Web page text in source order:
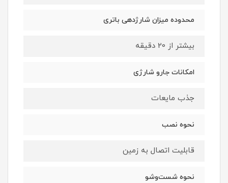
محدوده میزان شارژدهی باتری
بیشتر از 20 دقیقه
امکانات جارو شارژی
جذب مایعات
نحوه نصب
قابلیت اتصال به زمین
نحوه شست‌وشو